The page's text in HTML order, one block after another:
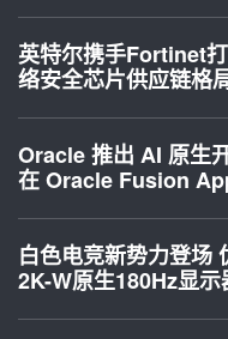
英特尔携手Fortinet
络安全芯片供应链格
Oracle 推出 AI 原生
在 Oracle Fusion
白色电竞新势力登场
2K-W原生180Hz显示